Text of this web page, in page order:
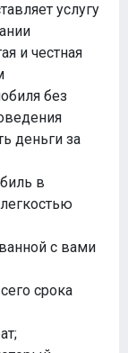
услугу
и честная
без
деньги за
в
с вами
срока